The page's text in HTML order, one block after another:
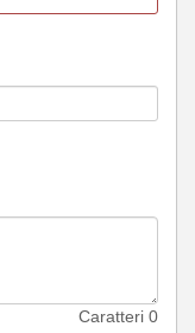
Caratteri 0